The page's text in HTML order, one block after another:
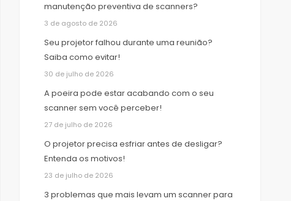
manutenção preventiva de scanners?
3 de agosto de 2026
Seu projetor falhou durante uma reunião?
Saiba como evitar!
30 de julho de 2026
A poeira pode estar acabando com o seu
scanner sem você perceber!
27 de julho de 2026
O projetor precisa esfriar antes de desligar?
Entenda os motivos!
23 de julho de 2026
3 problemas que mais levam um scanner para